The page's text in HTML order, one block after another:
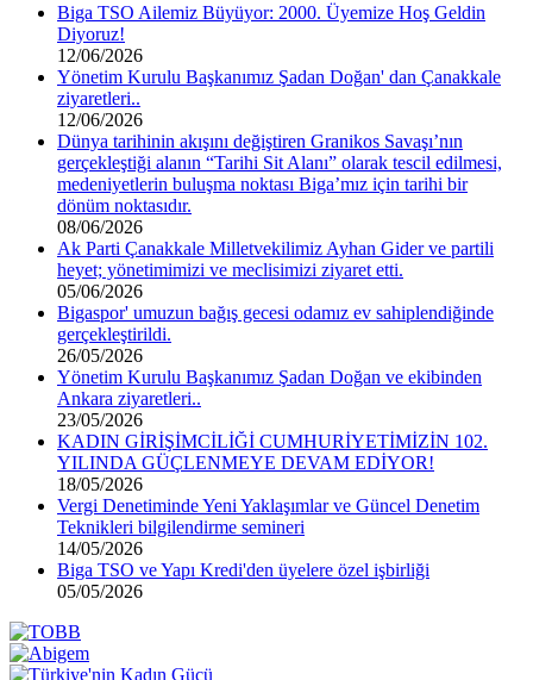
Biga TSO Ailemiz Büyüyor: 2000. Üyemize Hoş Geldin
Diyoruz!
12/06/2026
Yönetim Kurulu Başkanımız Şadan Doğan' dan Çanakkale
ziyaretleri..
12/06/2026
Dünya tarihinin akışını değiştiren Granikos Savaşı’nın
gerçekleştiği alanın “Tarihi Sit Alanı” olarak tescil edilmesi,
medeniyetlerin buluşma noktası Biga’mız için tarihi bir
dönüm noktasıdır.
08/06/2026
Ak Parti Çanakkale Milletvekilimiz Ayhan Gider ve partili
heyet; yönetimimizi ve meclisimizi ziyaret etti.
05/06/2026
Bigaspor' umuzun bağış gecesi odamız ev sahiplendiğinde
gerçekleştirildi.
26/05/2026
Yönetim Kurulu Başkanımız Şadan Doğan ve ekibinden
Ankara ziyaretleri..
23/05/2026
KADIN GİRİŞİMCİLİĞİ CUMHURİYETİMİZİN 102.
YILINDA GÜÇLENMEYE DEVAM EDİYOR!
18/05/2026
Vergi Denetiminde Yeni Yaklaşımlar ve Güncel Denetim
Teknikleri bilgilendirme semineri
14/05/2026
Biga TSO ve Yapı Kredi'den üyelere özel işbirliği
05/05/2026